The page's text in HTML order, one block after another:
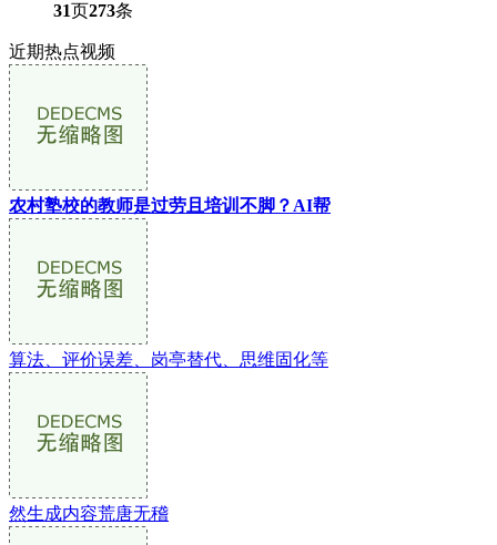
31页273条
近期热点视频
农村塾校的教师是过劳且培训不脚？AI帮
算法、评价误差、岗亭替代、思维固化等
然生成内容荒唐无稽